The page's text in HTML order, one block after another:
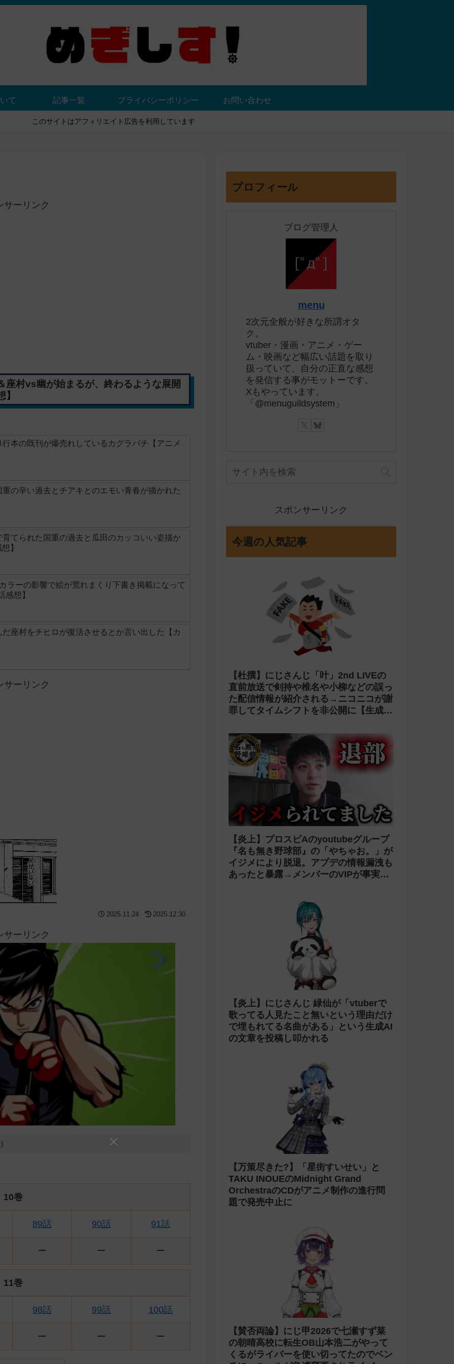
て 記事一覧 プライバシーポリシー お問い合わせ
このサイトはアフィリエイト広告を利用しています
サーリンク
座村vs幽が始まるが、終わるような展開
本の既刊が爆売れしているカグラバチ【アニメ
の辛い過去とチアキとのエモい青春が描かれた
てられた国重の過去と瓜田のカッコいい姿描か
】
ラーの影響で絵が荒れまくり下書き掲載になって
感想】
座村をチヒロが復活させるとか言い出した【カ
サーリンク
2025.11.24 2025.12.30
サーリンク
10巻
89話 90話 91話
ー ー ー
11巻
98話 99話 100話
ー ー ー
プロフィール
ブログ管理人
menu
2次元全般が好きな所謂オタ
ク。
vtuber・漫画・アニメ・ゲー
ム・映画など幅広い話題を取り
扱っていて、自分の正直な感想
を発信する事がモットーです。
Xもやっています。
「@menuguildsystem」
スポンサーリンク
今週の人気記事
【杜撰】にじさんじ「叶」2nd LIVEの
直前放送で剣持や椎名や小柳などの誤っ
た配信情報が紹介される→ニコニコが謝
罪してタイムシフトを非公開に【生成
AI?】
【炎上】プロスピAのyoutubeグループ
『名も無き野球部』の「やちゃお。」が
イジメにより脱退。アプデの情報漏洩も
あったと暴露→メンバーのVIPが事実無
根だと否定
【炎上】にじさんじ 緑仙が「vtuberで
歌ってる人見たこと無いという理由だけ
で埋もれてる名曲がある」という生成AI
の文章を投稿し叩かれる